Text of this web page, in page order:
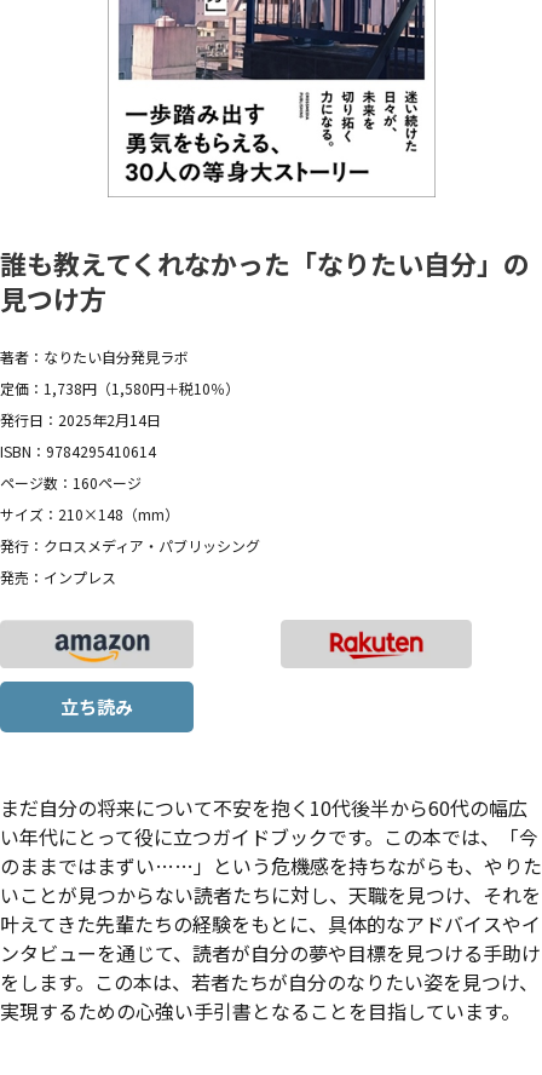
誰も教えてくれなかった「なりたい自分」の
見つけ方
著者：なりたい自分発見ラボ
定価：1,738円（1,580円＋税10％）
発行日：2025年2月14日
ISBN：9784295410614
ページ数：160ページ
サイズ：210×148（mm）
発行：クロスメディア・パブリッシング
発売：インプレス
立ち読み
まだ自分の将来について不安を抱く10代後半から60代の幅広
い年代にとって役に立つガイドブックです。この本では、「今
のままではまずい……」という危機感を持ちながらも、やりた
いことが見つからない読者たちに対し、天職を見つけ、それを
叶えてきた先輩たちの経験をもとに、具体的なアドバイスやイ
ンタビューを通じて、読者が自分の夢や目標を見つける手助け
をします。この本は、若者たちが自分のなりたい姿を見つけ、
実現するための心強い手引書となることを目指しています。